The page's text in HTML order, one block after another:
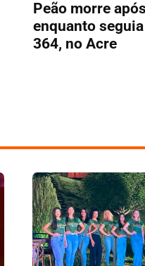
Peão morre
enquanto
364, no Acre